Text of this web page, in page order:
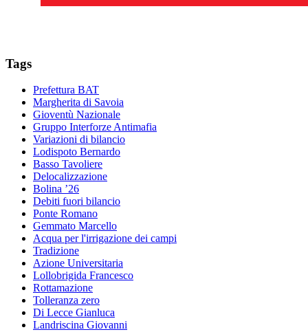
Tags
Prefettura BAT
Margherita di Savoia
Gioventù Nazionale
Gruppo Interforze Antimafia
Variazioni di bilancio
Lodispoto Bernardo
Basso Tavoliere
Delocalizzazione
Bolina ’26
Debiti fuori bilancio
Ponte Romano
Gemmato Marcello
Acqua per l'irrigazione dei campi
Tradizione
Azione Universitaria
Lollobrigida Francesco
Rottamazione
Tolleranza zero
Di Lecce Gianluca
Landriscina Giovanni